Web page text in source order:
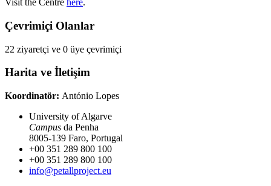
Visit the Centre here.
Çevrimiçi Olanlar
22 ziyaretçi ve 0 üye çevrimiçi
Harita ve İletişim
Koordinatör: António Lopes
University of Algarve
Campus da Penha
8005-139 Faro, Portugal
+00 351 289 800 100
+00 351 289 800 100
info@petallproject.eu